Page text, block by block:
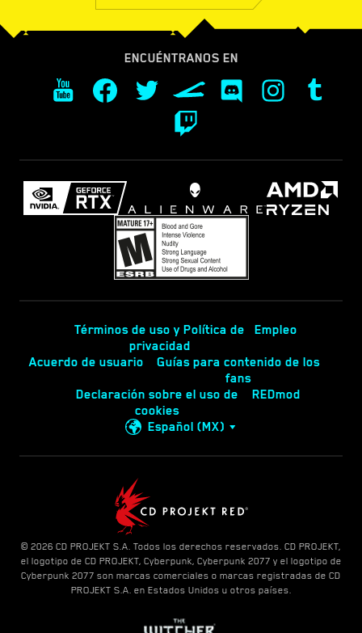
ENCUÉNTRANOS EN
Términos de uso y Política de
privacidad
Empleo
Acuerdo de usuario
Guías para contenido de los
fans
Declaración sobre el uso de
cookies
REDmod
Español (MX)
© 2026 CD PROJEKT S.A. Todos los derechos reservados. CD PROJEKT,
el logotipo de CD PROJEKT, Cyberpunk, Cyberpunk 2077 y el logotipo de
Cyberpunk 2077 son marcas comerciales o marcas registradas de CD
PROJEKT S.A. en Estados Unidos u otros países.